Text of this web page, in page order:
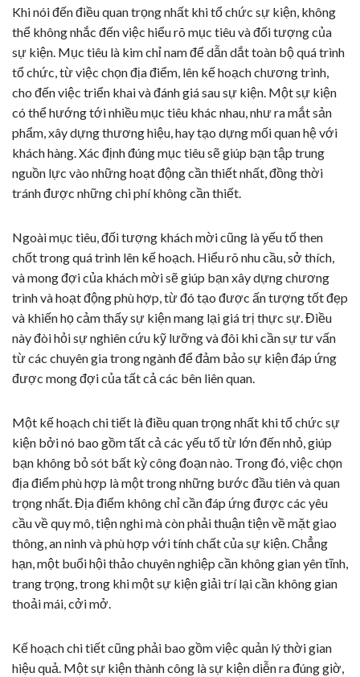
Khi nói đến điều quan trọng nhất khi tổ chức sự kiện, không
thể không nhắc đến việc hiểu rõ mục tiêu và đối tượng của
sự kiện. Mục tiêu là kim chỉ nam để dẫn dắt toàn bộ quá trình
tổ chức, từ việc chọn địa điểm, lên kế hoạch chương trình,
cho đến việc triển khai và đánh giá sau sự kiện. Một sự kiện
có thể hướng tới nhiều mục tiêu khác nhau, như ra mắt sản
phẩm, xây dựng thương hiệu, hay tạo dựng mối quan hệ với
khách hàng. Xác định đúng mục tiêu sẽ giúp bạn tập trung
nguồn lực vào những hoạt động cần thiết nhất, đồng thời
tránh được những chi phí không cần thiết.
Ngoài mục tiêu, đối tượng khách mời cũng là yếu tố then
chốt trong quá trình lên kế hoạch. Hiểu rõ nhu cầu, sở thích,
và mong đợi của khách mời sẽ giúp bạn xây dựng chương
trình và hoạt động phù hợp, từ đó tạo được ấn tượng tốt đẹp
và khiến họ cảm thấy sự kiện mang lại giá trị thực sự. Điều
này đòi hỏi sự nghiên cứu kỹ lưỡng và đôi khi cần sự tư vấn
từ các chuyên gia trong ngành để đảm bảo sự kiện đáp ứng
được mong đợi của tất cả các bên liên quan.
Một kế hoạch chi tiết là điều quan trọng nhất khi tổ chức sự
kiện bởi nó bao gồm tất cả các yếu tố từ lớn đến nhỏ, giúp
bạn không bỏ sót bất kỳ công đoạn nào. Trong đó, việc chọn
địa điểm phù hợp là một trong những bước đầu tiên và quan
trọng nhất. Địa điểm không chỉ cần đáp ứng được các yêu
cầu về quy mô, tiện nghi mà còn phải thuận tiện về mặt giao
thông, an ninh và phù hợp với tính chất của sự kiện. Chẳng
hạn, một buổi hội thảo chuyên nghiệp cần không gian yên tĩnh,
trang trọng, trong khi một sự kiện giải trí lại cần không gian
thoải mái, cởi mở.
Kế hoạch chi tiết cũng phải bao gồm việc quản lý thời gian
hiệu quả. Một sự kiện thành công là sự kiện diễn ra đúng giờ,